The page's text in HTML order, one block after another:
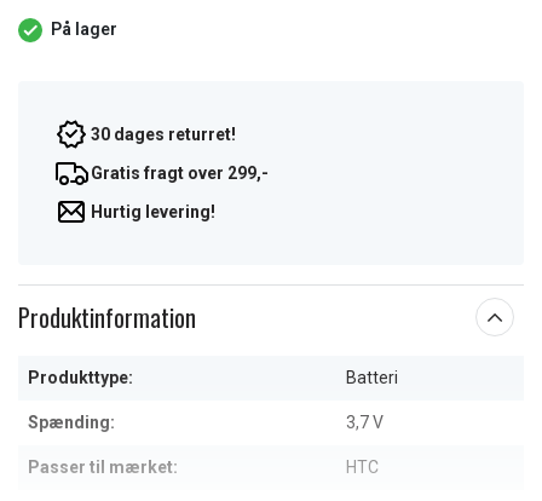
På lager
30 dages returret!
Gratis fragt over 299,-
Hurtig levering!
Produktinformation
Produkttype: Batteri
Spænding: 3,7 V
Passer til mærket: HTC